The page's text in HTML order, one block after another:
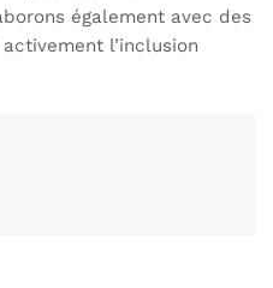
également avec des
l’inclusion